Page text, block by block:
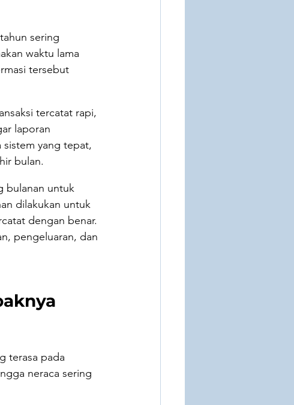
sering
waktu lama
tersebut
tercatat rapi,
laporan
sistem yang tepat,
bulan.
bulanan untuk
dilakukan untuk
dengan benar.
pengeluaran, dan
terasa pada
neraca sering